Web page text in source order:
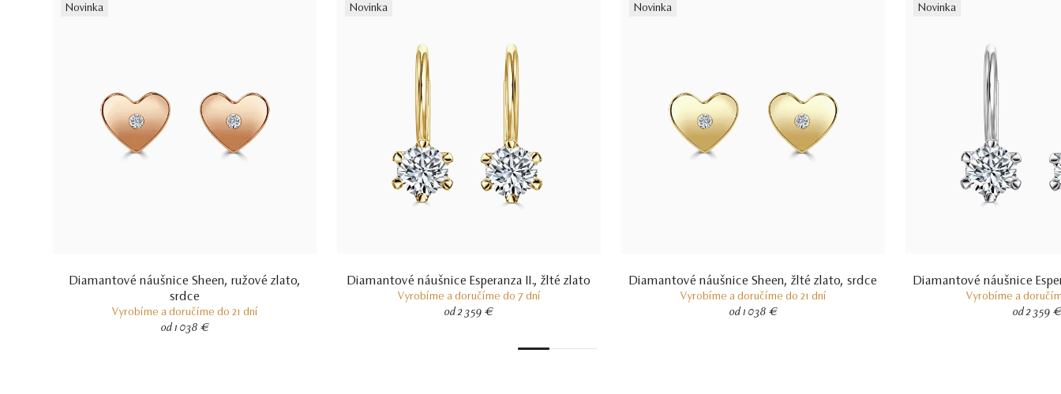
Novinka
Diamantové náušnice Sheen, ružové zlato,
srdce
Vyrobíme a doručíme do 21 dní
od 1 038 €
Novinka
Diamantové náušnice Esperanza II., žlté zlato
Vyrobíme a doručíme do 7 dní
od 2 359 €
Novinka
Diamantové náušnice Sheen, žlté zlato, srdce
Vyrobíme a doručíme do 21 dní
od 1 038 €
Novinka
Diamantové náušnice
Vyrobíme a
od 2 359